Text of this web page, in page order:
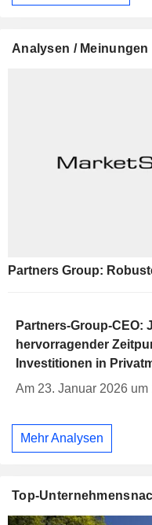
Analysen / Meinungen
Partners Group:
Partners-Group-CEO:
hervorragender
Investitionen in
Am 23. Januar 2026 um
Mehr Analysen
Top-